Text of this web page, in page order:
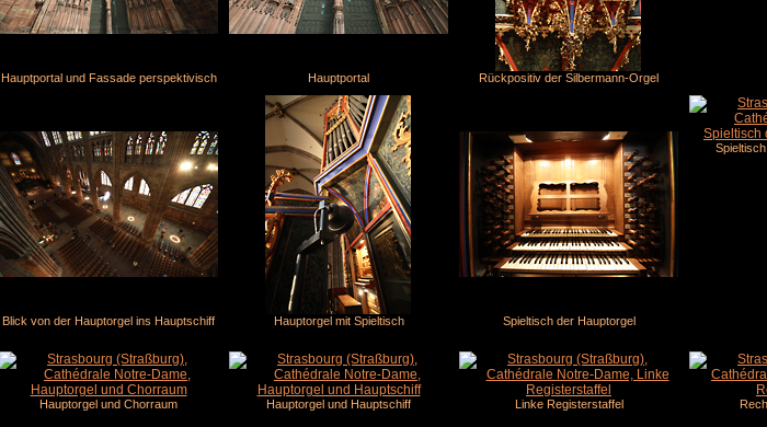
Hauptportal und Fassade perspektivisch Hauptportal Rückpositiv der Silbermann-Orgel
Blick von der Hauptorgel ins Hauptschiff Hauptorgel mit Spieltisch Spieltisch der Hauptorgel
Hauptorgel und Chorraum Hauptorgel und Hauptschiff Linke Registerstaffel